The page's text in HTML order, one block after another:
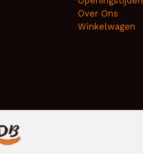
Over Ons
Winkelwagen